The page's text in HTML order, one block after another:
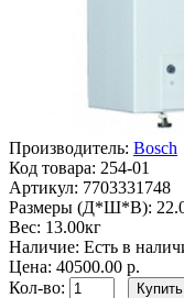
Производитель: Bosch
Код товара: 254-01
Артикул: 7703331748
Размеры (Д*Ш*В):
Вес: 13.00кг
Наличие: Есть в
Цена: 40500.00 р.
Кол-во: